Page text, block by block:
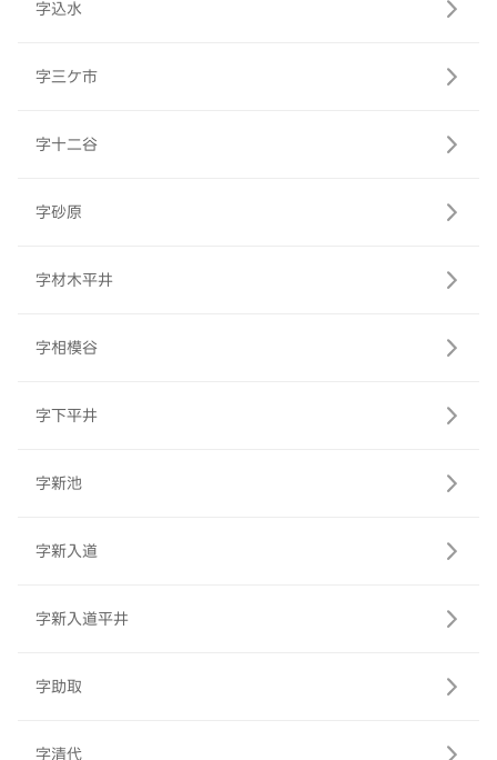
字込水
字三ケ市
字十二谷
字砂原
字材木平井
字相模谷
字下平井
字新池
字新入道
字新入道平井
字助取
字清代